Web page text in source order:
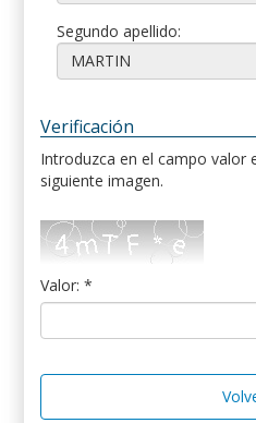
Segundo apellido:
Verificación
Introduzca en el campo valor
siguiente imagen.
Valor: *